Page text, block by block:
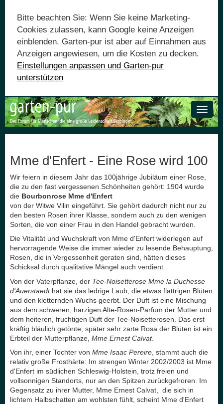
Bitte beachten Sie: Wenn Sie keine Marketing-
Cookies zulassen, kann Google keine Anzeigen
einblenden. Garten-pur ist aber auf Einnahmen aus
Anzeigen angewiesen, um die Kosten zu decken.
Einstellungen anpassen und Garten-pur
unterstützen
Toggle
Mme d'Enfert - Eine Rose wird 100
Wir feiern in diesem Jahr das 100jährige Jubiläum einer Rose,
die zu den fast vergessenen Schönheiten gehört: 1904 wurde
die Bourbonrose Mme d'Enfert
von der Witwe Vilin eingeführt. Sie gehört dadurch nicht nur zu
den besten Rosen ihrer Klasse, sondern auch zu den wenigen
Sorten, die von einer Frau in den Handel gebracht wurden.
Die Vitalität und Wuchskraft von Mme d'Enfert widerlegen auf
hervorragende Weise die immer wieder zu lesende Behauptung,
Rosen, die in Vergessenheit geraten sind, hätten dieses
Schicksal durch qualitative Mängel auch verdient.
Von der Vaterpflanze, der Tee-Noisetterose Mme la Duchesse
d'Auerstaedthat sie das ledrige Laub, die etwas flattrigen Blüten
und den kletternden Wuchs geerbt. Der Duft ist eine Mischung
aus dem schweren, harzigen Alte-Rosen-Parfum der Mutter und
dem heiteren, fruchtigen Duft der Tee-Noisetterosen. Das erst
kräftig bläulich getönte, später sehr zarte Rosa der Blüten ist ein
Erbteil der Mutterpflanze, Mme Ernest Calvat.
Von ihr, einer Tochter von Mme Isaac Pereire , stammt auch die
relativ große Frosthärte: Im strengen Winter 2002/2003 ist Mme
d'Enfert im südlichen Schleswig-Holstein, trotz freien und
vollsonnigen Standorts, nur an den Spitzen zurückgefroren. Im
Gegensatz zu ihrer Mutter, Mme Ernest Calvat, die sich in
lichtem Halbschatten am wohlsten fühlt, scheint Mme d'Enfert